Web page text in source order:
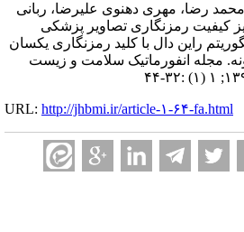
محمد رضا، مهری دهنوی علیرضا، ربانی
کیفیت رمزنگاری تصاویر پزشکی
راین دال با کلید رمزنگاری یکسان
مجله انفورماتیک سلامت و زیست
URL: http://jhbmi.ir/article-۱-۶۴-fa.html